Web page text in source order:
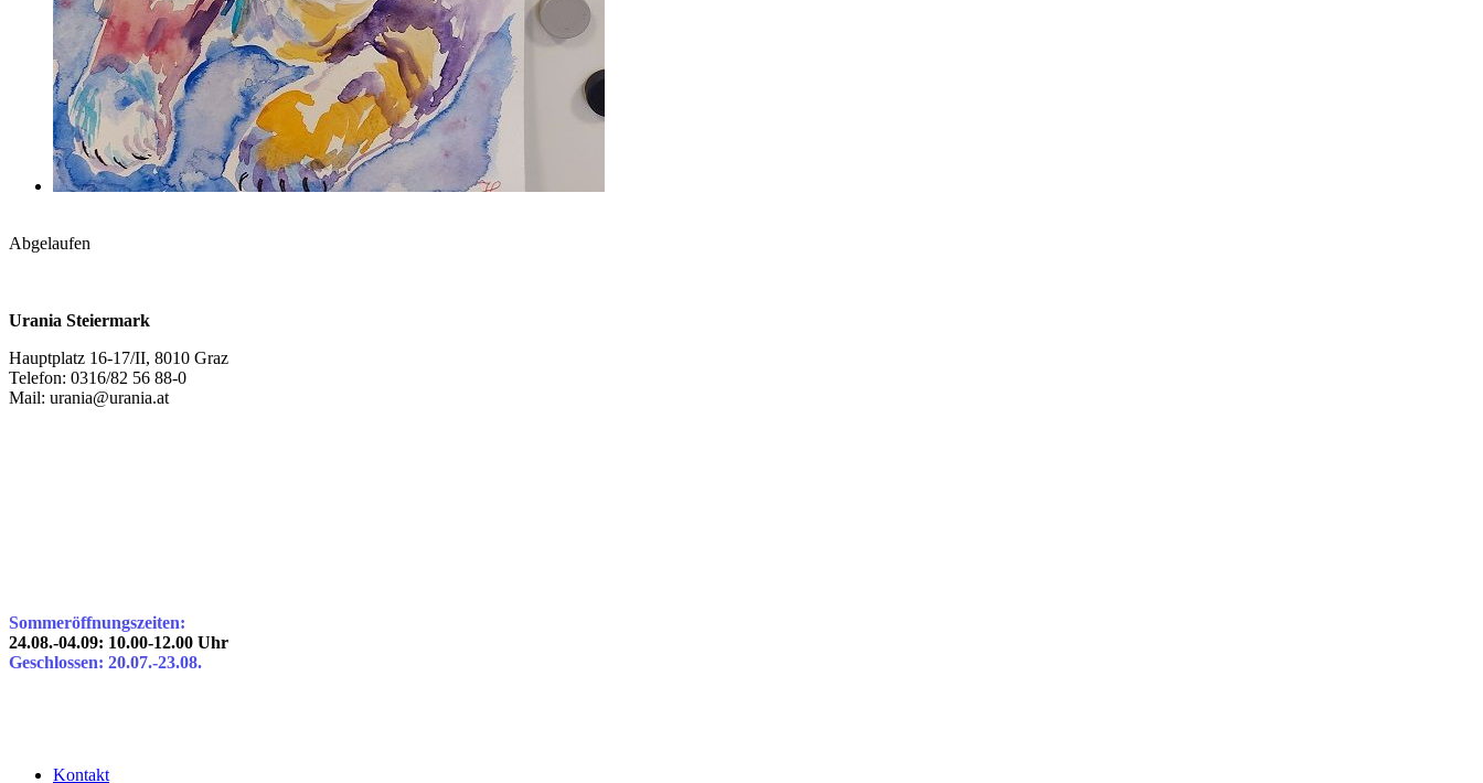
Abgelaufen
Urania Steiermark
Hauptplatz 16-17/II, 8010 Graz
Telefon: 0316/82 56 88-0
Mail: urania@urania.at
Sommeröffnungszeiten:
24.08.-04.09: 10.00-12.00 Uhr
Geschlossen: 20.07.-23.08.
Kontakt